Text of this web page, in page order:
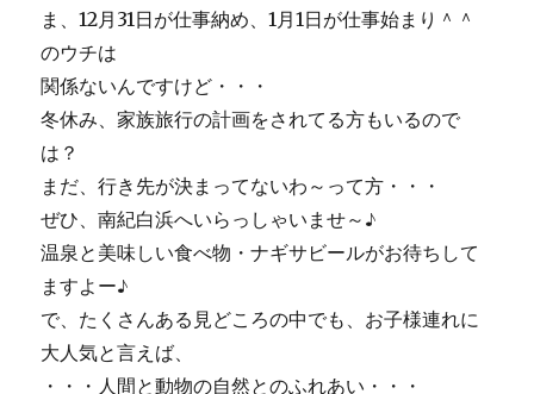
ま、12月31日が仕事納め、1月1日が仕事始まり＾＾
のウチは
関係ないんですけど・・・
冬休み、家族旅行の計画をされてる方もいるので
は？
まだ、行き先が決まってないわ～って方・・・
ぜひ、南紀白浜へいらっしゃいませ～♪
温泉と美味しい食べ物・ナギサビールがお待ちして
ますよー♪
で、たくさんある見どころの中でも、お子様連れに
大人気と言えば、
・・・人間と動物の自然とのふれあい・・・